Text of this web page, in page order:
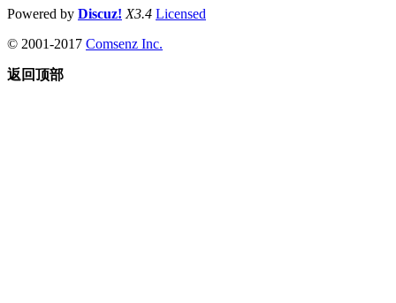
Powered by Discuz! X3.4 Licensed
© 2001-2017 Comsenz Inc.
返回顶部